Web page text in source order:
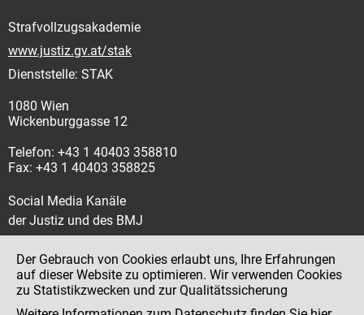
Strafvollzugsakademie
www.justiz.gv.at/stak
Dienststelle: STAK
1080 Wien
Wickenburggasse 12
Telefon: +43 1 40403 358810
Fax: +43 1 40403 358825
Social Media Kanäle
der Justiz und des BMJ
Impressum
Der Gebrauch von Cookies erlaubt uns, Ihre Erfahrungen
auf dieser Website zu optimieren. Wir verwenden Cookies
zu Statistikzwecken und zur Qualitätssicherung